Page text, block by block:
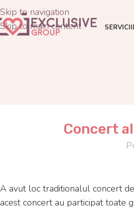
Skip to navigation
Skip to main content
SERVICII
Concert
A avut loc traditionalul concert
acest concert au participat toate